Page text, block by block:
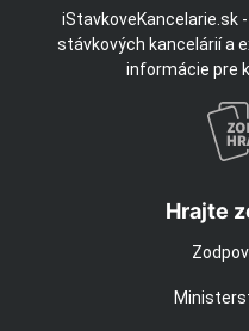
iStavkoveKancelarie.sk
stávkových kancelárií a
informácie pre
Hrajte